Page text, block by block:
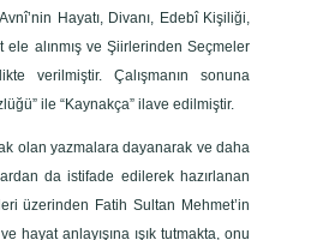
Hayatı, Divanı, Edebî Kişiliği,
ele alınmış ve Şiirlerinden Seçmeler
verilmiştir. Çalışmanın sonuna
ile “Kaynakça” ilave edilmiştir.
olan yazmalara dayanarak ve daha
da istifade edilerek hazırlanan
üzerinden Fatih Sultan Mehmet’in
hayat anlayışına ışık tutmakta, onu